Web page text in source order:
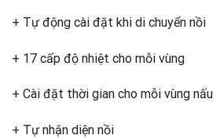
+ Tự động cài đặt khi di chuyển nồi
+ 17 cấp độ nhiệt cho mỗi vùng
+ Cài đặt thời gian cho mỗi vùng nấu
+ Tự nhận diện nồi